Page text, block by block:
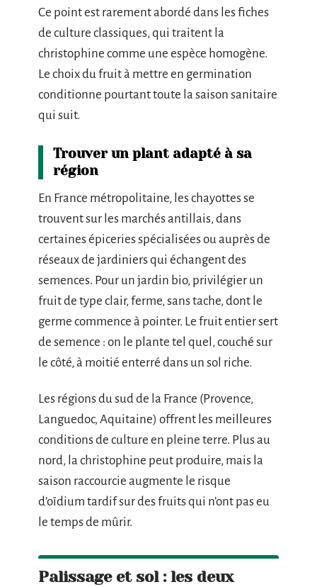
Ce point est rarement abordé dans les fiches
de culture classiques, qui traitent la
christophine comme une espèce homogène.
Le choix du fruit à mettre en germination
conditionne pourtant toute la saison sanitaire
qui suit.
Trouver un plant adapté à sa
région
En France métropolitaine, les chayottes se
trouvent sur les marchés antillais, dans
certaines épiceries spécialisées ou auprès de
réseaux de jardiniers qui échangent des
semences. Pour un jardin bio, privilégier un
fruit de type clair, ferme, sans tache, dont le
germe commence à pointer. Le fruit entier sert
de semence : on le plante tel quel, couché sur
le côté, à moitié enterré dans un sol riche.
Les régions du sud de la France (Provence,
Languedoc, Aquitaine) offrent les meilleures
conditions de culture en pleine terre. Plus au
nord, la christophine peut produire, mais la
saison raccourcie augmente le risque
d’oïdium tardif sur des fruits qui n’ont pas eu
le temps de mûrir.
Palissage et sol : les deux